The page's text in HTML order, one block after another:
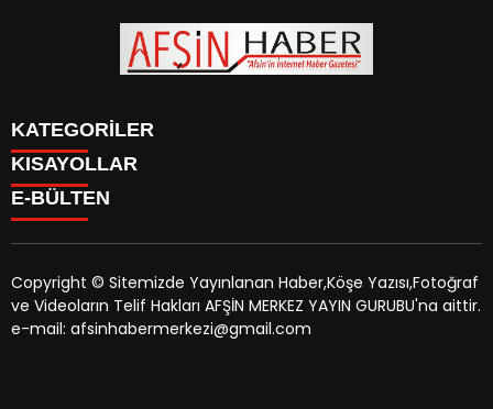
KATEGORİLER
SİYASET
EĞİTİM
MAGAZİN
MANŞETLER
ÖZEL HABER
KISAYOLLAR
SİYASET
EĞİTİM
KÜLTÜR SANAT
MAGAZİN
MANŞETLER
E-BÜLTEN
afsinhaber.com e-bültenine abone olarak, tarafınıza haber,
duyuru ve kampanya içerikli e-postaların gönderilmesini
Copyright © Sitemizde Yayınlanan Haber,Köşe Yazısı,Fotoğraf
ve Videoların Telif Hakları AFŞİN MERKEZ YAYIN GURUBU'na aittir.
e-mail: afsinhabermerkezi@gmail.com